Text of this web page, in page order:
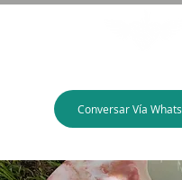
Conversar Vía Whats